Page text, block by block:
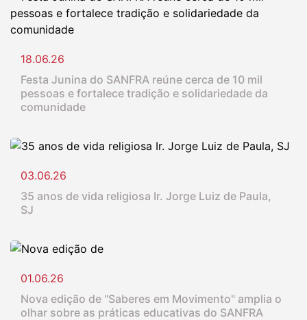
18.06.26
Festa Junina do SANFRA reúne cerca de 10 mil
pessoas e fortalece tradição e solidariedade da
comunidade
03.06.26
35 anos de vida religiosa Ir. Jorge Luiz de Paula,
SJ
01.06.26
Nova edição de "Saberes em Movimento" amplia o
olhar sobre as práticas educativas do SANFRA